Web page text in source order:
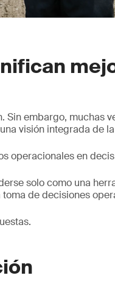
Sin embargo, muchas
visión integrada de
operacionales en
solo como una
de decisiones